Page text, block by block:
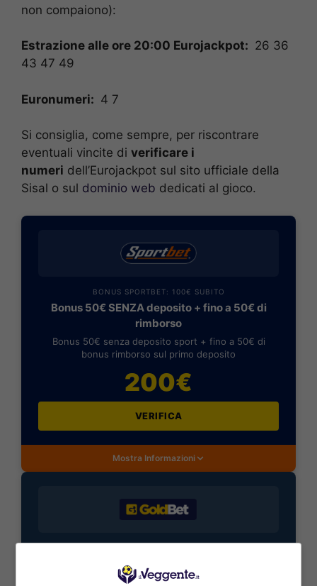
non compaiono):
Estrazione alle ore 20:00 Eurojackpot: 26 36
43 47 49
Euronumeri: 4 7
Si consiglia, come sempre, per riscontrare
eventuali vincite di verificare i
numeri dell’Eurojackpot sul sito ufficiale della
Sisal o sul dominio web dedicati al gioco.
BONUS SPORTBET: 100€ SUBITO
Bonus 50€ SENZA deposito + fino a 50€ di
rimborso
Bonus 50€ senza deposito sport + fino a 50€ di
bonus rimborso sul primo deposito
200€
VERIFICA
Mostra Informazioni
Fino a 2050€ sport e casino
Per i nuovi registrati: 100% fino a 2.000€ in Bonus